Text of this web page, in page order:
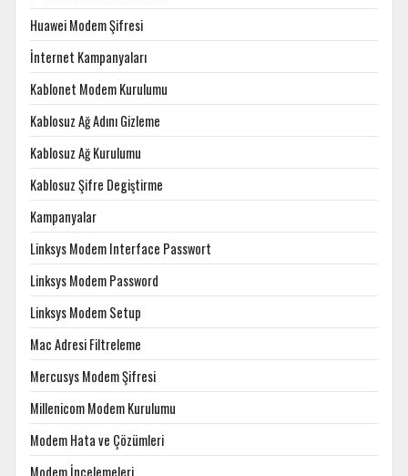
Huawei Modem Şifresi
İnternet Kampanyaları
Kablonet Modem Kurulumu
Kablosuz Ağ Adını Gizleme
Kablosuz Ağ Kurulumu
Kablosuz Şifre Degiştirme
Kampanyalar
Linksys Modem Interface Passwort
Linksys Modem Password
Linksys Modem Setup
Mac Adresi Filtreleme
Mercusys Modem Şifresi
Millenicom Modem Kurulumu
Modem Hata ve Çözümleri
Modem İncelemeleri